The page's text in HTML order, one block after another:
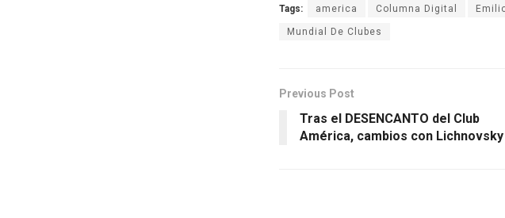
Tags: america Columna Digital
Mundial De Clubes
Previous Post
Tras el DESENCANTO del Club
América, cambios con Lichnovsky